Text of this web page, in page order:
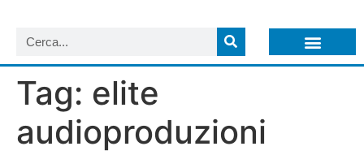
Tag: elite
audioproduzioni